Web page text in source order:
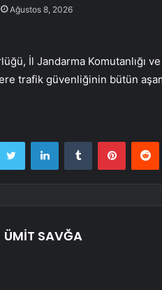
Ağustos 8, 2026
İl Jandarma Komutanlığı
trafik güvenliğinin bütün
Twitter LinkedInTumblr Pinterest
ÜMİT SAVĞA